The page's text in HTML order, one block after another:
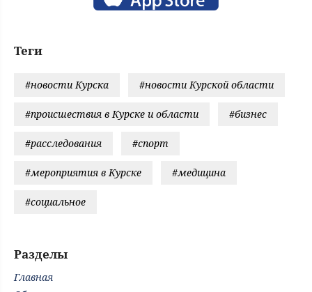
Теги
#новости Курска #новости Курской области
#происшествия в Курске и области #бизнес
#расследования #спорт
#мероприятия в Курске #медицина
#социальное
Разделы
Главная